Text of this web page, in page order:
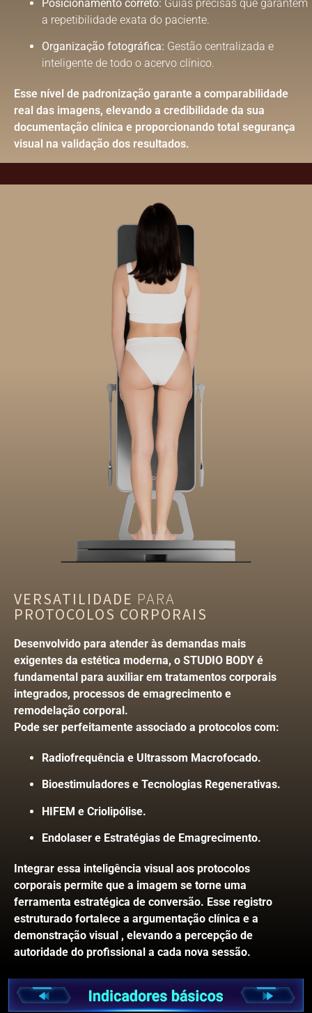
Posicionamento correto: Guias precisas que garantem
a repetibilidade exata do paciente.
Organização fotográfica: Gestão centralizada e
inteligente de todo o acervo clínico.
Esse nível de padronização garante a comparabilidade
real das imagens, elevando a credibilidade da sua
documentação clínica e proporcionando total segurança
visual na validação dos resultados.
VERSATILIDADE PARA
PROTOCOLOS CORPORAIS
Desenvolvido para atender às demandas mais
exigentes da estética moderna, o STUDIO BODY é
fundamental para auxiliar em tratamentos corporais
integrados, processos de emagrecimento e
remodelação corporal.
Pode ser perfeitamente associado a protocolos com:
Radiofrequência e Ultrassom Macrofocado.
Bioestimuladores e Tecnologias Regenerativas.
HIFEM e Criolipólise.
Endolaser e Estratégias de Emagrecimento.
Integrar essa inteligência visual aos protocolos
corporais permite que a imagem se torne uma
ferramenta estratégica de conversão. Esse registro
estruturado fortalece a argumentação clínica e a
demonstração visual , elevando a percepção de
autoridade do profissional a cada nova sessão.